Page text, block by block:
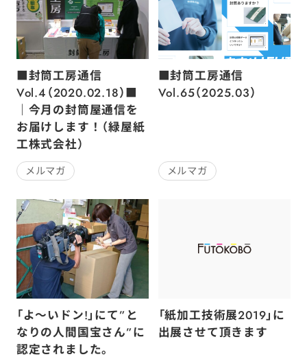
■封筒工房通信
Vol.4（2020.02.18）■
｜今月の封筒屋通信を
お届けします！（緑屋紙
工株式会社）
メルマガ
■封筒工房通信
Vol.65（2025.03）
メルマガ
「よ～いドン!」にて”と
なりの人間国宝さん”に
認定されました。
「紙加工技術展2019」に
出展させて頂きます